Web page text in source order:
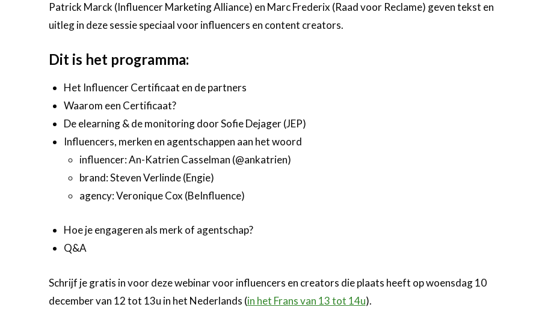
Patrick Marck (Influencer Marketing Alliance) en Marc Frederix (Raad voor Reclame) geven tekst en
uitleg in deze sessie speciaal voor influencers en content creators.
Dit is het programma:
Het Influencer Certificaat en de partners
Waarom een Certificaat?
De elearning & de monitoring door Sofie Dejager (JEP)
Influencers, merken en agentschappen aan het woord
influencer: An-Katrien Casselman (@ankatrien)
brand:Steven Verlinde (Engie)
agency: Veronique Cox (BeInfluence)
Hoe je engageren als merk of agentschap?
Q&A
Schrijf je gratis in voor deze webinar voor influencers en creators die plaats heeft op woensdag 10
december van 12 tot 13u in het Nederlands (in het Frans van 13 tot 14u).